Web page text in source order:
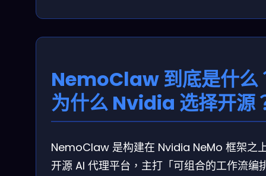
NemoClaw 到底是什么
为什么 Nvidia 选择开源
NemoClaw 是构建在 Nvidia NeMo 框架之
开源 AI 代理平台，主打「可组合的工作流编